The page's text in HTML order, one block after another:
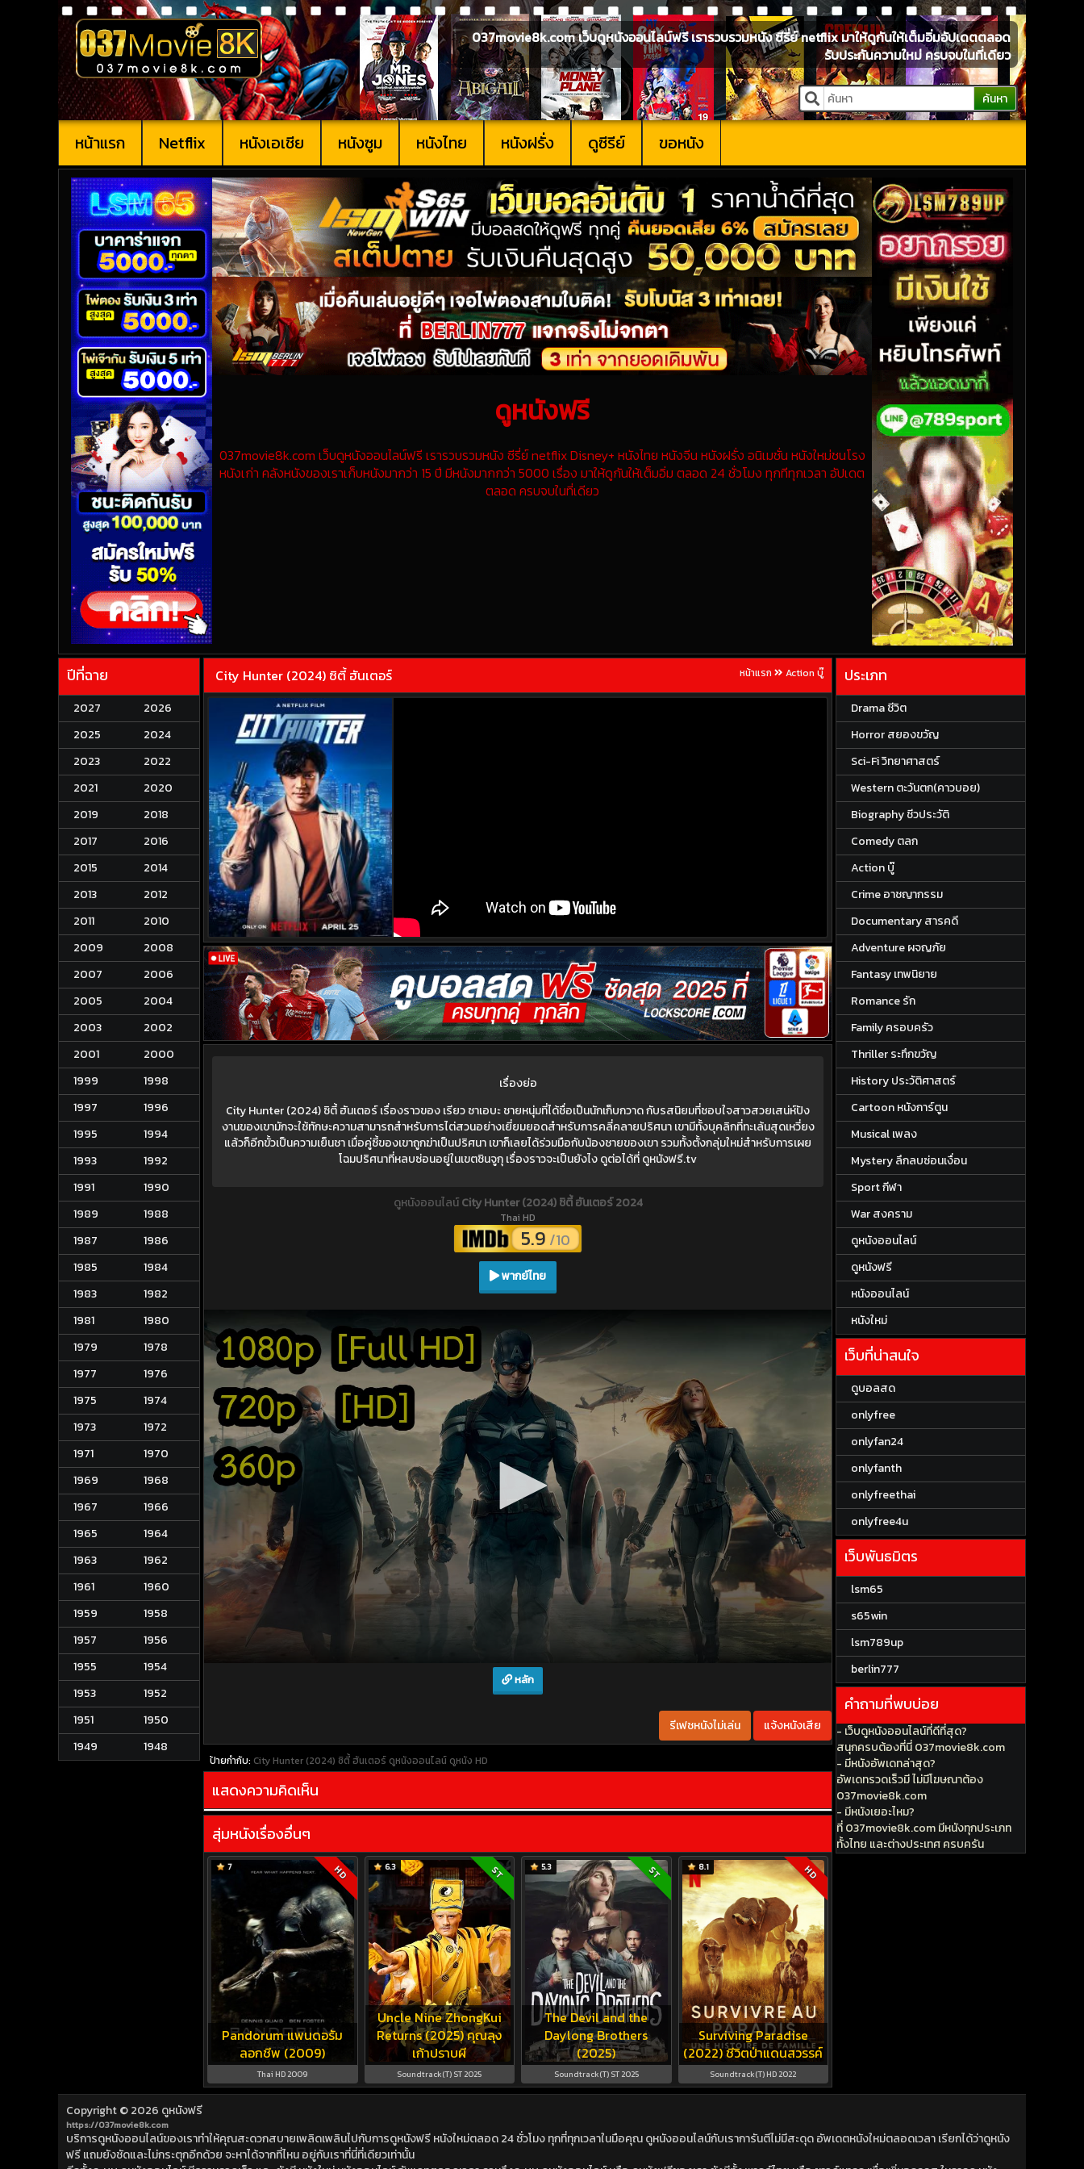
037movie8k.com เว็บดูหนังออนไลน์ฟรี เรารวบรวมหนัง ซีรี่ย์ netflix มาให้ดูกันให้เต็มอิ่มอัปเดตตลอด
รับประกันความใหม่ ครบจบในที่เดียว
ค้นหา
หน้าแรก Netflix หนังเอเชีย หนังซูม หนังไทย หนังฝรั่ง ดูซีรีย์ ขอหนัง
ดูหนังฟรี
037movie8k.com เว็บดูหนังออนไลน์ฟรี เรารวบรวมหนัง ซีรี่ย์ netflix Disney+ หนังไทย หนังจีน หนังฝรั่ง อนิเมชั่น หนังใหม่ชนโรง
หนังเก่า คลังหนังของเราเก็บหนังมากว่า 15 ปี มีหนังมากกว่า 5000 เรื่อง มาให้ดูกันให้เต็มอิ่ม ตลอด 24 ชั่วโมง ทุกทีทุกเวลา อัปเดต
ตลอด ครบจบในที่เดียว
ปีที่ฉาย
2027
2026
2025
2024
2023
2022
2021
2020
2019
2018
2017
2016
2015
2014
2013
2012
2011
2010
2009
2008
2007
2006
2005
2004
2003
2002
2001
2000
1999
1998
1997
1996
1995
1994
1993
1992
1991
1990
1989
1988
1987
1986
1985
1984
1983
1982
1981
1980
1979
1978
1977
1976
1975
1974
1973
1972
1971
1970
1969
1968
1967
1966
1965
1964
1963
1962
1961
1960
1959
1958
1957
1956
1955
1954
1953
1952
1951
1950
1949
1948
City Hunter (2024) ซิตี้ ฮันเตอร์ หน้าแรก Action บู๊
เรื่องย่อ
City Hunter (2024) ซิตี้ ฮันเตอร์ เรื่องราวของ เรียว ซาเอบะ ชายหนุ่มที่ได้ชื่อเป็นนักเก็บกวาด กับรสนิยมที่ชอบใจสาวสวยเสน่ห์ปัง
งานของเขามักจะใช้ทักษะความสามารถสำหรับการไต่สวนอย่างเยี่ยมยอดสำหรับการคลี่คลายปริศนา เขามีทั้งบุคลิกที่ทะเล้นสุดเหวี่ยง
แล้วก็อีกขั้วเป็นความเย็นชา เมื่อคู่ซี้ของเขาถูกฆ่าเป็นปริศนา เขาก็เลยได้ร่วมมือกับน้องชายของเขา รวมทั้งตั้งกลุ่มใหม่สำหรับการเผย
โฉมปริศนาที่หลบซ่อนอยู่ในเขตชินจูกุ เรื่องราวจะเป็นยังไง ดูต่อได้ที่ ดูหนังฟรี.tv
ดูหนังออนไลน์City Hunter (2024) ซิตี้ ฮันเตอร์ 2024
Thai HD
5.9 /10
พากย์ไทย
หลัก
รีเฟชหนังไม่เล่น แจ้งหนังเสีย
ป้ายกำกับ: City Hunter (2024) ซิตี้ ฮันเตอร์ ดูหนังออนไลน์ ดูหนัง HD
แสดงความคิดเห็น
สุ่มหนังเรื่องอื่นๆ
Pandorum แพนดอรัม
ลอกชีพ (2009)
7 HD
Thai HD 2009
Uncle Nine ZhongKui
Returns (2025) คุณลุง
เก้าปราบผี
6.3 ST
Soundtrack(T) ST 2025
The Devil and the
Daylong Brothers
(2025)
5.3 ST
Soundtrack(T) ST 2025
Surviving Paradise
(2022) ชีวิตป่าแดนสวรรค์
8.1 HD
Soundtrack(T) HD 2022
ประเภท
Drama ชีวิต
Horror สยองขวัญ
Sci-Fi วิทยาศาสตร์
Western ตะวันตก(คาวบอย)
Biography ชีวประวัติ
Comedy ตลก
Action บู๊
Crime อาชญากรรม
Documentary สารคดี
Adventure ผจญภัย
Fantasy เทพนิยาย
Romance รัก
Family ครอบครัว
Thriller ระทึกขวัญ
History ประวัติศาสตร์
Cartoon หนังการ์ตูน
Musical เพลง
Mystery ลึกลบซ่อนเงื่อน
Sport กีฬา
War สงคราม
ดูหนังออนไลน์
ดูหนังฟรี
หนังออนไลน์
หนังใหม่
เว็บที่น่าสนใจ
ดูบอลสด
onlyfree
onlyfan24
onlyfanth
onlyfreethai
onlyfree4u
เว็บพันธมิตร
lsm65
s65win
lsm789up
berlin777
คำถามที่พบบ่อย
- เว็บดูหนังออนไลน์ที่ดีที่สุด?
สนุกครบต้องที่นี่ 037movie8k.com
- มีหนังอัพเดทล่าสุด?
อัพเดทรวดเร็วมี ไม่มีโฆษณาต้อง
037movie8k.com
- มีหนังเยอะไหม?
ที่ 037movie8k.com มีหนังทุกประเภท
ทั้งไทย และต่างประเทศ ครบครัน
Copyright © 2026 ดูหนังฟรี
https://037movie8k.com
บริการดูหนังออนไลน์ของเราทำให้คุณสะดวกสบายเพลิดเพลินไปกับการดูหนังฟรี หนังใหม่ตลอด 24 ชั่วโมง ทุกที่ทุกเวลาในมือคุณ ดูหนังออนไลน์กับเราการันตีไม่มีสะดุด อัพเดตหนังใหม่ตลอดเวลา เรียกได้ว่าดูหนัง
ฟรี แถมยังชัดและไม่กระตุกอีกด้วย จะหาได้จากที่ไหน อยู่กับเราที่นี่ที่เดียวเท่านั้น